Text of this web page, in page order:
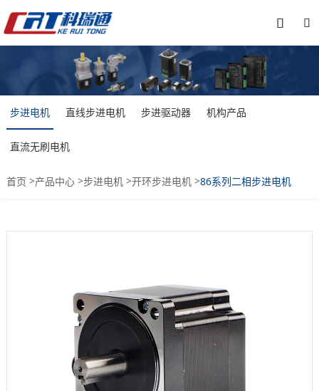


步进电机 直线步进电机 步进驱动器 机构产品
直流无刷电机
首页 >产品中心>步进电机>开环步进电机>86系列二相步进电机